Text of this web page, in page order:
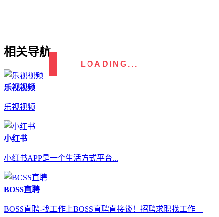
LOADING...
相关导航
乐视视频
乐视视频
小红书
小红书APP是一个生活方式平台...
BOSS直聘
BOSS直聘-找工作上BOSS直聘直接谈！招聘求职找工作！